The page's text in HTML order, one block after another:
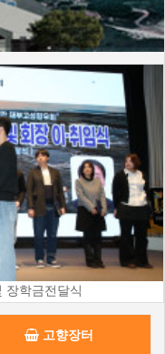
장학금전달식
고향장터